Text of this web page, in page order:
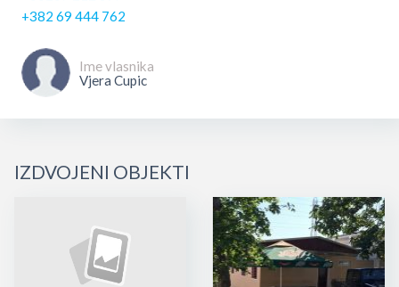
+382 69 444 762
Ime vlasnika
Vjera Cupic
IZDVOJENI OBJEKTI